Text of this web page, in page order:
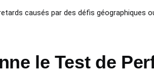
causés par des défis géographiques
le Test de